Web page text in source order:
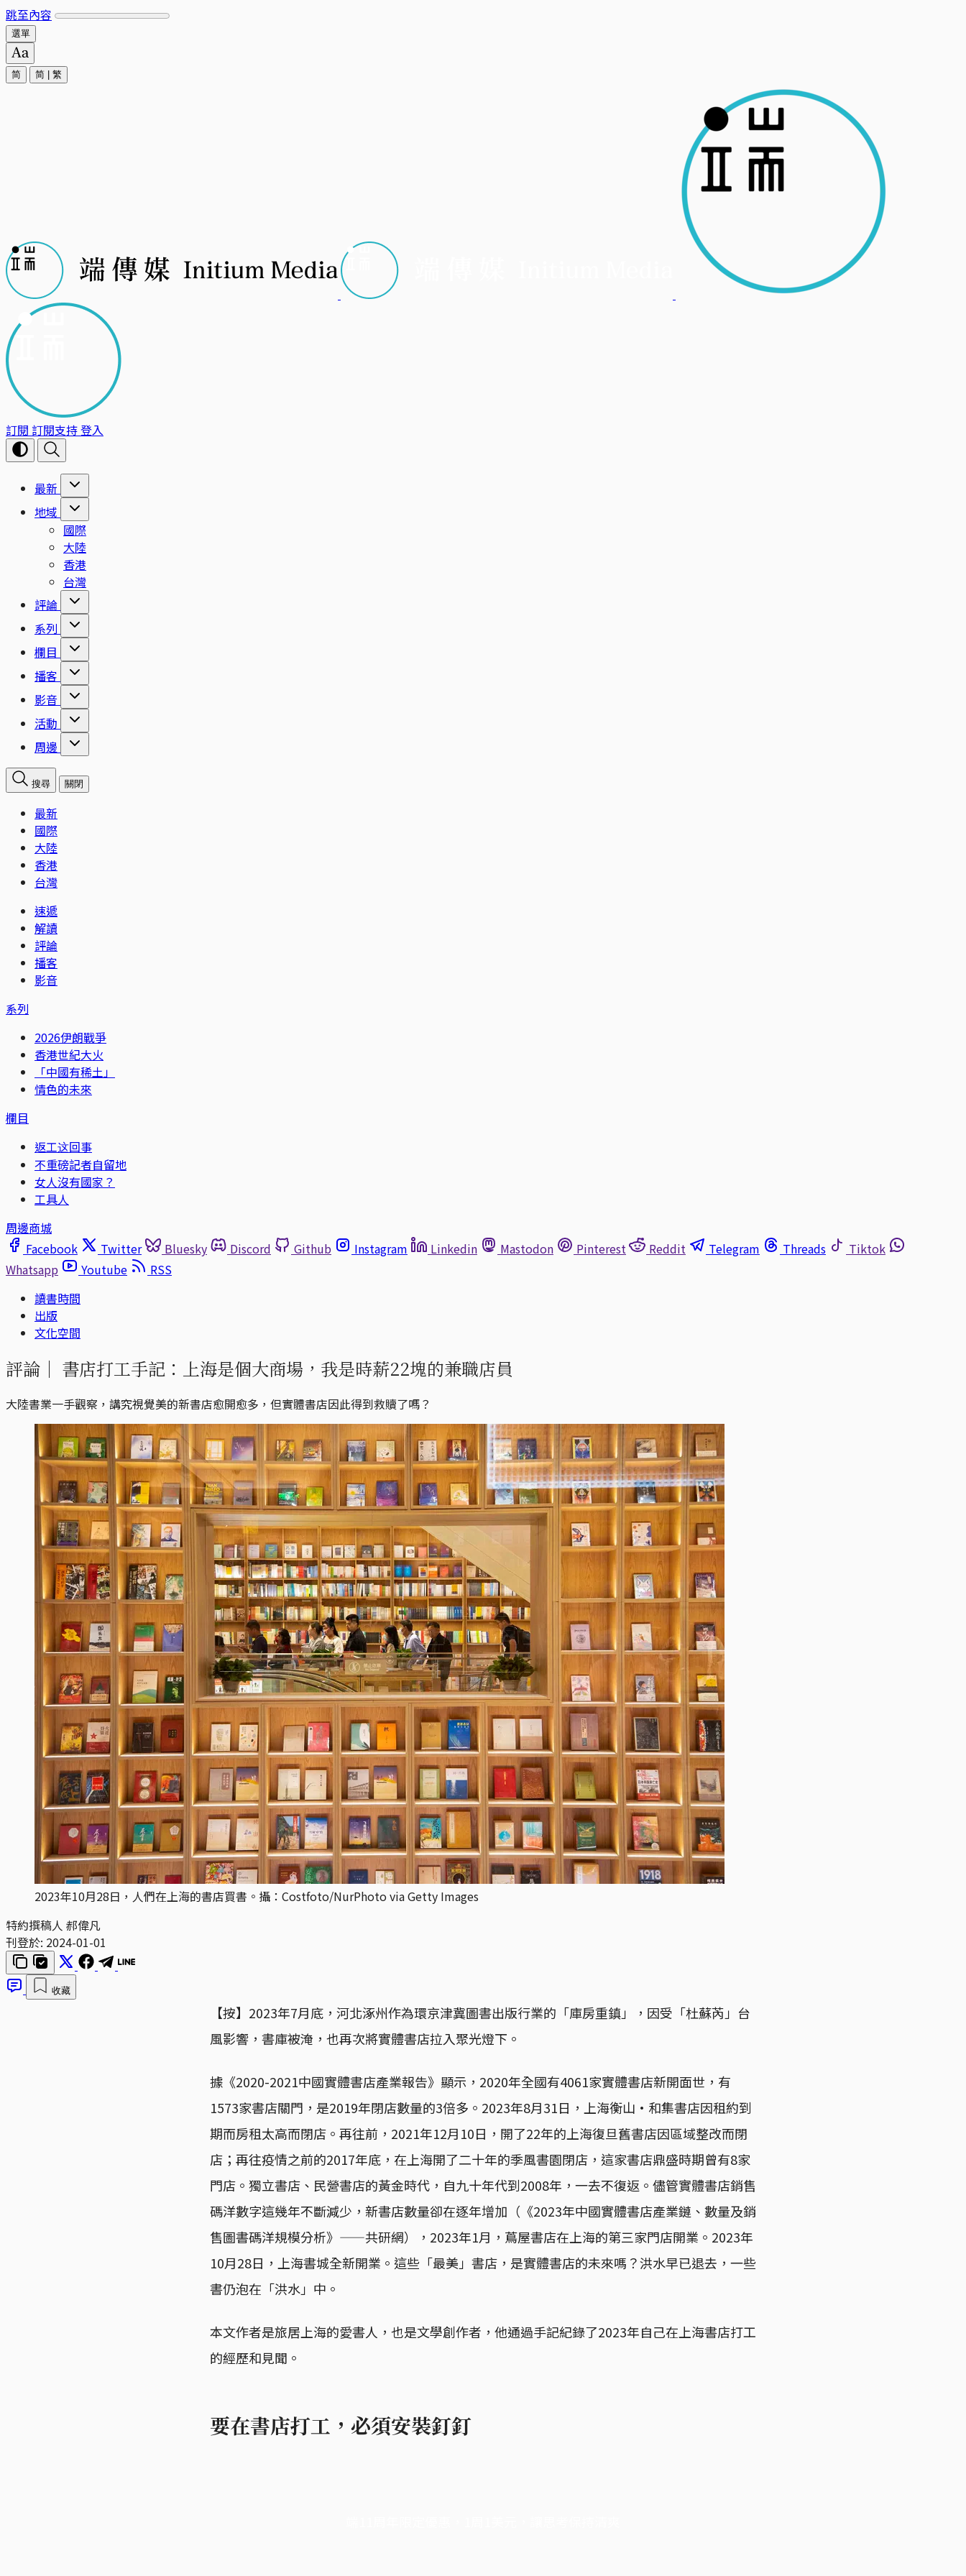
跳至內容
選單
简 简 繁
訂閱 訂閱支持登入
最新
地域
國際
大陸
香港
台灣
評論
系列
欄目
播客
影音
活動
周邊
搜尋 關閉
最新
國際
大陸
香港
台灣
速遞
解讀
評論
播客
影音
系列
2026伊朗戰爭
香港世紀大火
「中國有稀土」
情色的未來
欄目
返工这回事
不重磅記者自留地
女人沒有國家？
工具人
周邊商城
Facebook
Twitter Bluesky Discord Github Instagram Linkedin Mastodon Pinterest Reddit Telegram Threads
Tiktok
Whatsapp
Youtube
RSS
讀書時間
出版
文化空間
評論｜ 書店打工手記：上海是個大商場，我是時薪22塊的兼職店員
大陸書業一手觀察，講究視覺美的新書店愈開愈多，但實體書店因此得到救贖了嗎？
2023年10月28日，人們在上海的書店買書。攝：Costfoto/NurPhoto via Getty Images
特約撰稿人 郝偉凡
刊登於: 2024-01-01
收藏
【按】2023年7月底，河北涿州作為環京津冀圖書出版行業的「庫房重鎮」，因受「杜蘇芮」台
風影響，書庫被淹，也再次將實體書店拉入聚光燈下。
據《2020-2021中國實體書店產業報告》顯示，2020年全國有4061家實體書店新開面世，有
1573家書店關門，是2019年閉店數量的3倍多。2023年8月31日，上海衡山·和集書店因租約到
期而房租太高而閉店。再往前，2021年12月10日，開了22年的上海復旦舊書店因區域整改而閉
店；再往疫情之前的2017年底，在上海開了二十年的季風書園閉店，這家書店鼎盛時期曾有8家
門店。獨立書店、民營書店的黃金時代，自九十年代到2008年，一去不復返。儘管實體書店銷售
碼洋數字這幾年不斷減少，新書店數量卻在逐年增加（《2023年中國實體書店產業鏈、數量及銷
售圖書碼洋規模分析》——共研網），2023年1月，蔦屋書店在上海的第三家門店開業。2023年
10月28日，上海書城全新開業。這些「最美」書店，是實體書店的未來嗎？洪水早已退去，一些
書仍泡在「洪水」中。
本文作者是旅居上海的愛書人，也是文學創作者，他通過手記紀錄了2023年自己在上海書店打工
的經歷和見聞。
要在書店打工，必須安裝釘釘